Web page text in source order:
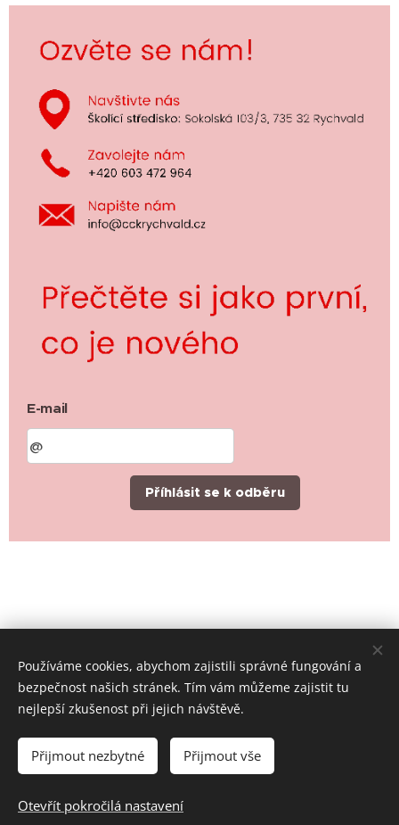
E-mail
Příhlásit se k odběru
© 2019-2026 Místní skupina ČČK Rychvald, všechna práva
Cookies
Jazyky
Používáme cookies, abychom zajistili správné fungování a
bezpečnost našich stránek. Tím vám můžeme zajistit tu
nejlepší zkušenost při jejich návštěvě.
Přijmout nezbytné Přijmout vše
Otevřít pokročilá nastavení